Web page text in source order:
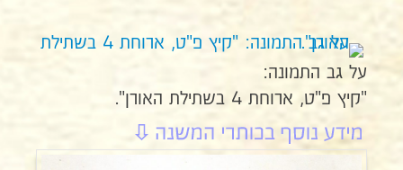
על גב התמונה:
"קיץ פ"ט, ארוחת 4 בשתילת האורן".